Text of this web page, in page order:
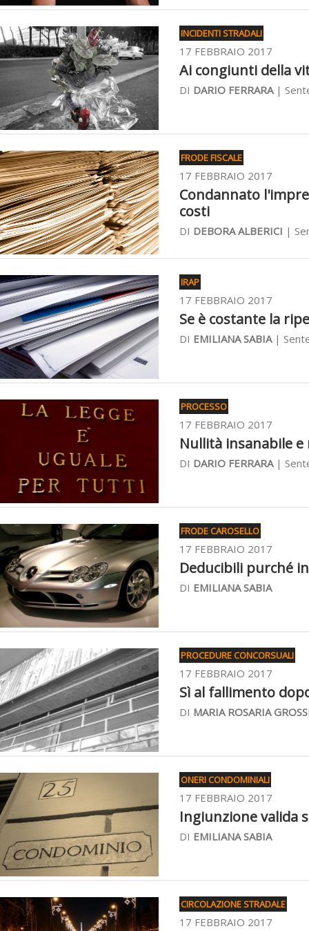
INCIDENTI STRADALI
17 FEBBRAIO 2017
Ai congiunti della
DI DARIO FERRARA|
FRODE FISCALE
17 FEBBRAIO 2017
Condannato
costi
DI DEBORA ALBERICI |
IRAP
17 FEBBRAIO 2017
Se è costante la
DI EMILIANA SABIA|
PROCESSO
17 FEBBRAIO 2017
Nullità insanabile e
DI DARIO FERRARA|
FRODE CAROSELLO
17 FEBBRAIO 2017
Deducibili purché
DI EMILIANA SABIA
PROCEDURE CONCORSUALI
17 FEBBRAIO 2017
Sì al fallimento
DI MARIA ROSARIA
ONERI CONDOMINIALI
17 FEBBRAIO 2017
Ingiunzione valida
DI EMILIANA SABIA
CIRCOLAZIONE STRADALE
17 FEBBRAIO 2017